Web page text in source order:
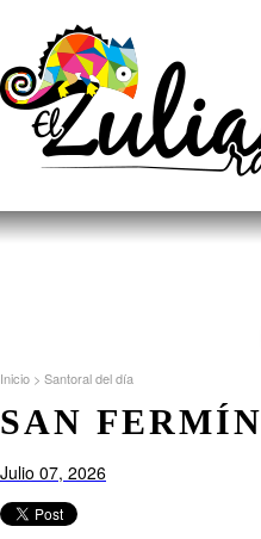
SAN FERMÍN
Inicio > Santoral del día
Julio 07, 2026